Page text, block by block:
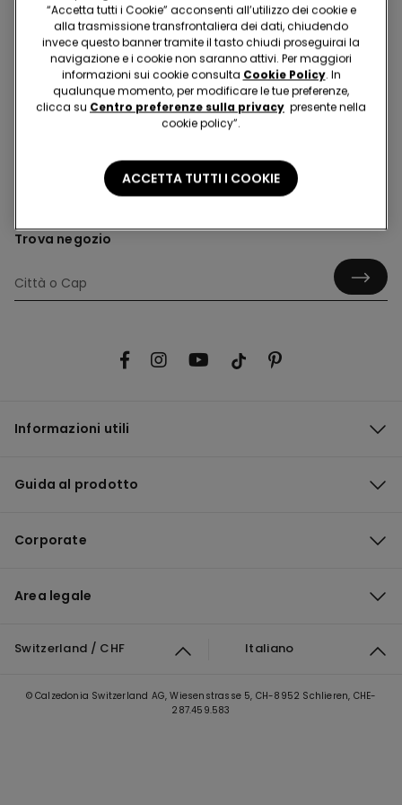
disponibile sul nostro sito al momento dell'invio della tua
specifica recensione.
Trova negozio
Informazioni utili
Guida al prodotto
Corporate
Area legale
Switzerland / CHF Italiano
© Calzedonia Switzerland AG, Wiesenstrasse 5, CH-8952 Schlieren, CHE-
287.459.583
“Accetta tutti i Cookie” acconsenti all’utilizzo dei cookie e
alla trasmissione transfrontaliera dei dati, chiudendo
invece questo banner tramite il tasto chiudi proseguirai la
navigazione e i cookie non saranno attivi. Per maggiori
informazioni sui cookie consulta Cookie Policy. In
qualunque momento, per modificare le tue preferenze,
clicca su Centro preferenze sulla privacy presente nella
cookie policy”.
ACCETTA TUTTI I COOKIE